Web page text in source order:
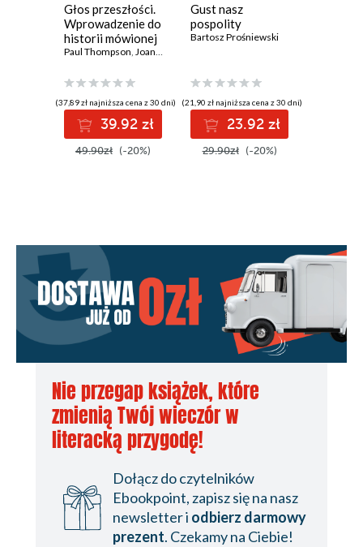
Zdjęcia
Przypisy
O autorze
Publikacje Fundacji Bęc Zmiana
Głos przeszłości.
Wprowadzenie do
historii mówionej
Paul Thompson Joanna Bornat
(37,89 zł najniższa cena z 30 dni)
39.92 zł
49.90zł (-20%)
Gust nasz
pospolity
Bartosz Prośniewski
(21,90 zł najniższa cena z 30 dni)
23.92 zł
29.90zł (-20%)
Nie przegap książek, które
zmienią Twój wieczór w
literacką przygodę!
Dołącz do czytelników
Ebookpoint, zapisz się na nasz
newsletter i odbierz darmowy
prezent. Czekamy na Ciebie!